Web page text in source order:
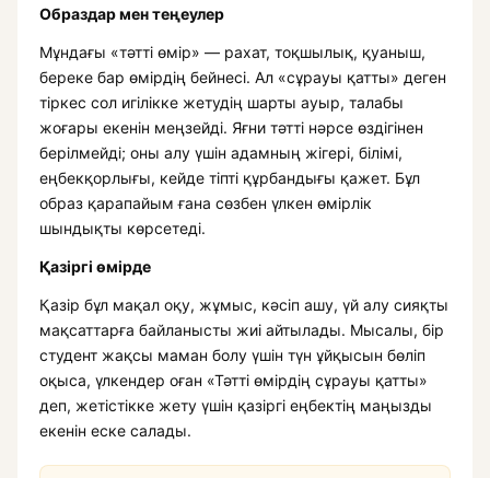
Образдар мен теңеулер
Мұндағы «тәтті өмір» — рахат, тоқшылық, қуаныш,
береке бар өмірдің бейнесі. Ал «сұрауы қатты» деген
тіркес сол игілікке жетудің шарты ауыр, талабы
жоғары екенін меңзейді. Яғни тәтті нәрсе өздігінен
берілмейді; оны алу үшін адамның жігері, білімі,
еңбекқорлығы, кейде тіпті құрбандығы қажет. Бұл
образ қарапайым ғана сөзбен үлкен өмірлік
шындықты көрсетеді.
Қазіргі өмірде
Қазір бұл мақал оқу, жұмыс, кәсіп ашу, үй алу сияқты
мақсаттарға байланысты жиі айтылады. Мысалы, бір
студент жақсы маман болу үшін түн ұйқысын бөліп
оқыса, үлкендер оған «Тәтті өмірдің сұрауы қатты»
деп, жетістікке жету үшін қазіргі еңбектің маңызды
екенін еске салады.